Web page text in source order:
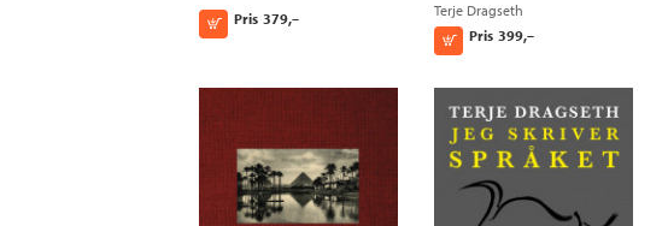
Pris 379,–
Kjøp
Terje Dragseth
Pris 399,–
Kjøp